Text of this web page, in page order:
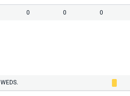
0 0 0
WEDS.